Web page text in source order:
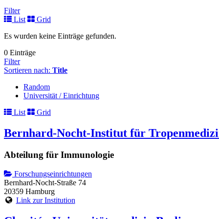
Filter
List
Grid
Es wurden keine Einträge gefunden.
0 Einträge
Filter
Sortieren nach: Title
Random
Universität / Einrichtung
List
Grid
Bernhard-Nocht-Institut für
Abteilung für Immunologie
Forschungseinrichtungen
Bernhard-Nocht-Straße 74
20359 Hamburg
Link zur Institution